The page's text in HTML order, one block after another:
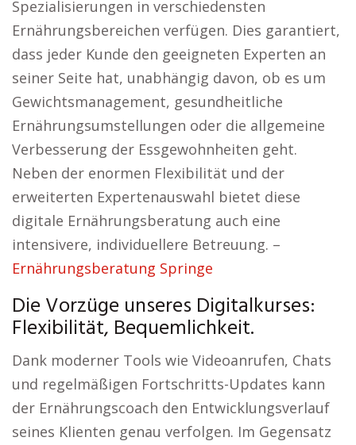
Spezialisierungen in verschiedensten
Ernährungsbereichen verfügen. Dies garantiert,
dass jeder Kunde den geeigneten Experten an
seiner Seite hat, unabhängig davon, ob es um
Gewichtsmanagement, gesundheitliche
Ernährungsumstellungen oder die allgemeine
Verbesserung der Essgewohnheiten geht.
Neben der enormen Flexibilität und der
erweiterten Expertenauswahl bietet diese
digitale Ernährungsberatung auch eine
intensivere, individuellere Betreuung. –
Ernährungsberatung Springe
Die Vorzüge unseres Digitalkurses:
Flexibilität, Bequemlichkeit.
Dank moderner Tools wie Videoanrufen, Chats
und regelmäßigen Fortschritts-Updates kann
der Ernährungscoach den Entwicklungsverlauf
seines Klienten genau verfolgen. Im Gegensatz